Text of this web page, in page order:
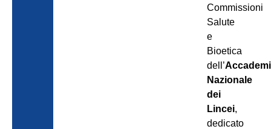
Commissioni
Salute
e
Bioetica
dell’
Nazionale
dei
Lincei,
dedicato